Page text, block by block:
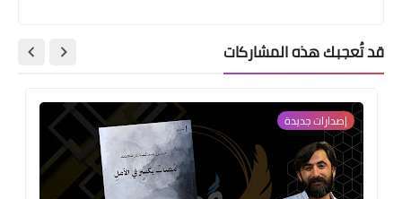
قد تُعجبك هذه المشاركات
إصدارات جديدة